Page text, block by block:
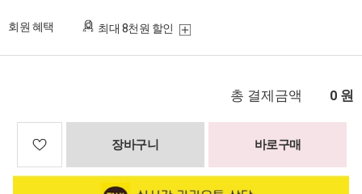
회원 혜택 최대 8천원 할인
총 결제금액 0 원
장바구니 바로구매